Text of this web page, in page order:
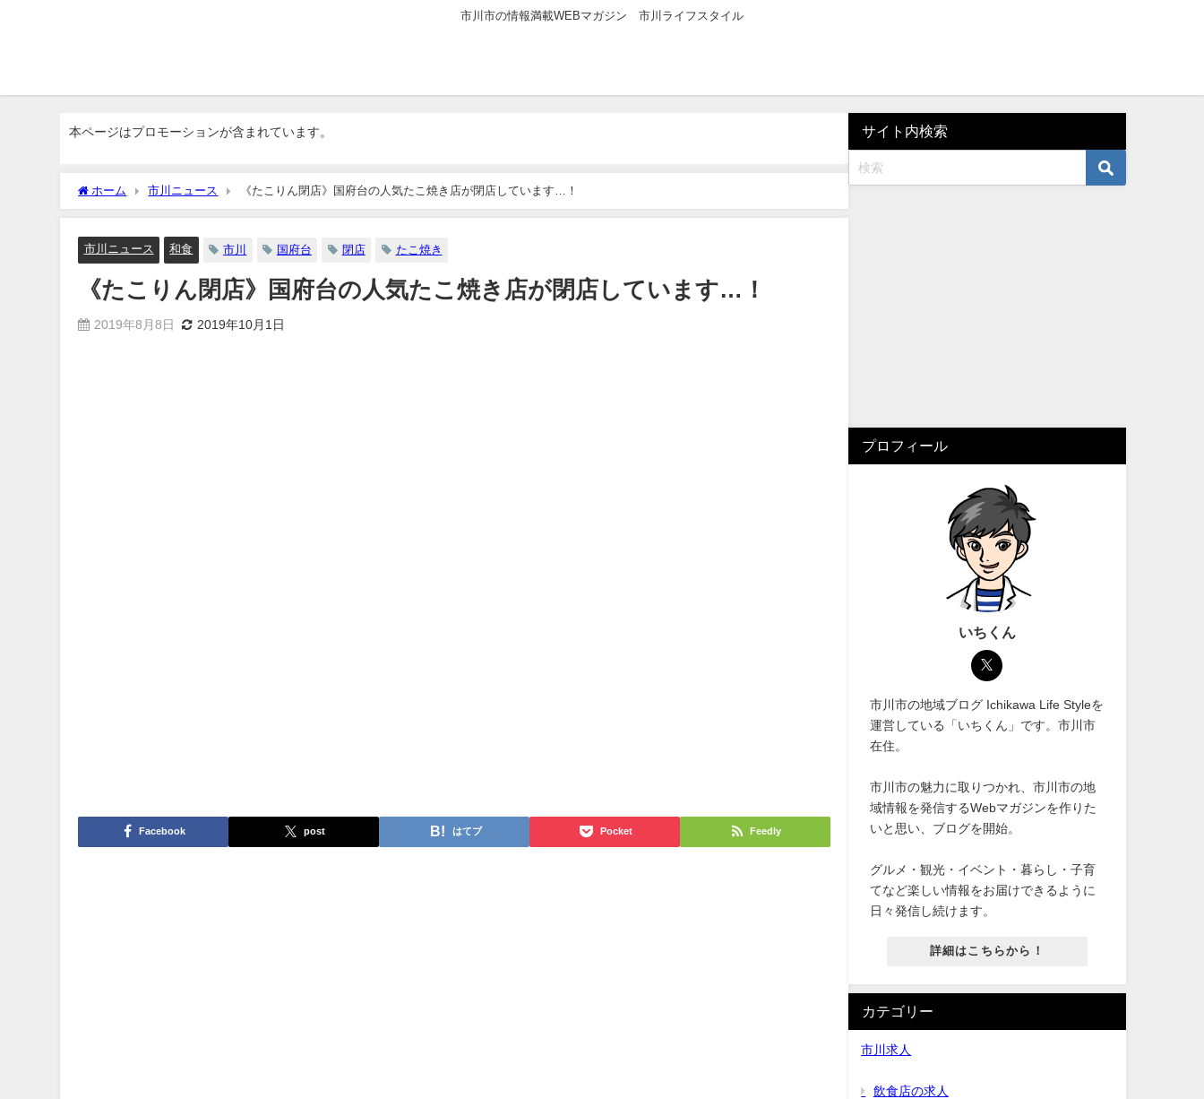
市川市の情報満載WEBマガジン 市川ライフスタイル
本ページはプロモーションが含まれています。
ホーム 市川ニュース 《たこりん閉店》国府台の人気たこ焼き店が閉店しています…！
市川ニュース 和食 市川 国府台 閉店 たこ焼き
《たこりん閉店》国府台の人気たこ焼き店が閉店しています…！
2019年8月8日 2019年10月1日
Facebook post はてブ Pocket Feedly
サイト内検索
プロフィール
いちくん
市川市の地域ブログ Ichikawa Life Styleを
運営している「いちくん」です。市川市
在住。
市川市の魅力に取りつかれ、市川市の地
域情報を発信するWebマガジンを作りた
いと思い、ブログを開始。
グルメ・観光・イベント・暮らし・子育
てなど楽しい情報をお届けできるように
日々発信し続けます。
詳細はこちらから！
カテゴリー
市川求人
飲食店の求人